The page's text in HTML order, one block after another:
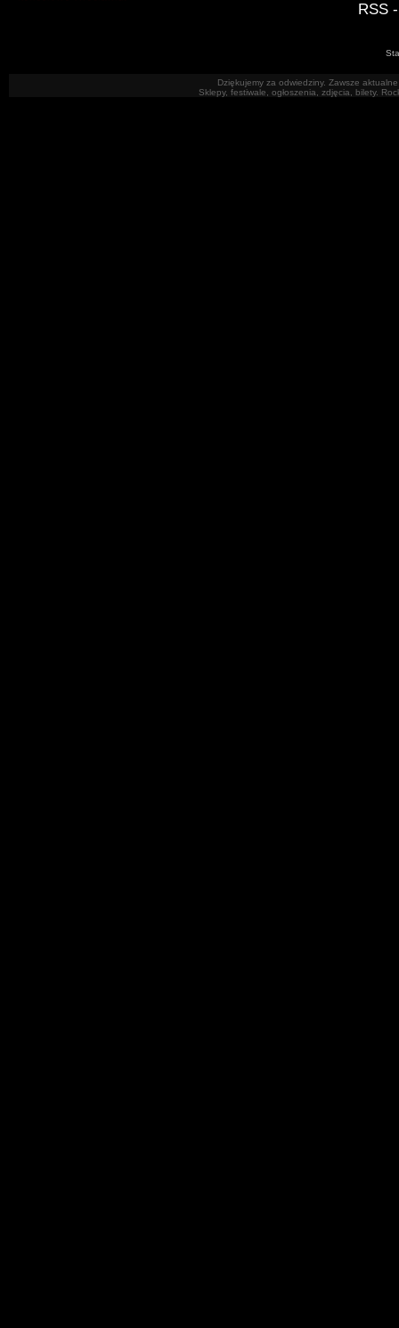
RSS
Dziękujemy za odwiedziny. Zawsze
Sklepy, festiwale, ogłoszenia, zdjęcia, bilety.